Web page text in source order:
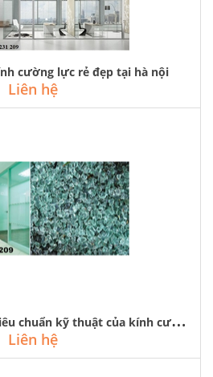
cường lực rẻ đẹp tại hà nội
Liên hệ
Q
ui trình sản xuất và tiêu chuẩn kỹ thuật của kính cường lực
Liên hệ